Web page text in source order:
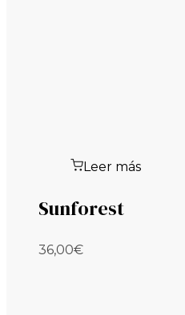
Leer más
Sunforest
36,00€